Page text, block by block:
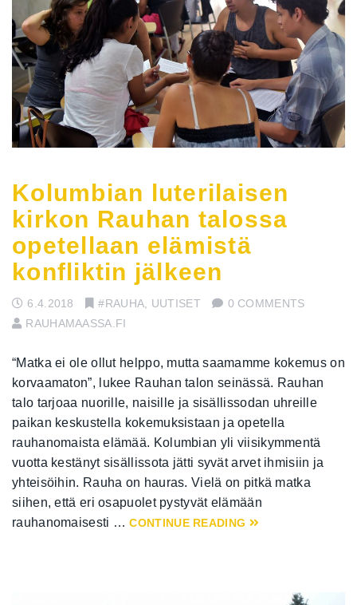
Kolumbian luterilaisen
kirkon Rauhan talossa
opetellaan elämistä
konfliktin jälkeen
6.4.2018 #RAUHA UUTISET
0 COMMENTS
RAUHAMAASSA.FI
“Matka ei ole ollut helppo, mutta saamamme kokemus on
korvaamaton”, lukee Rauhan talon seinässä. Rauhan
talo tarjoaa nuorille, naisille ja sisällissodan uhreille
paikan keskustella kokemuksistaan ja opetella
rauhanomaista elämää. Kolumbian yli viisikymmentä
vuotta kestänyt sisällissota jätti syvät arvet ihmisiin ja
yhteisöihin. Rauha on hauras. Vielä on pitkä matka
siihen, että eri osapuolet pystyvät elämään
rauhanomaisesti …CONTINUE READING